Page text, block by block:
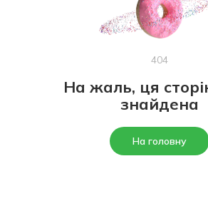
404
На жаль, ця
знайдена
На головну